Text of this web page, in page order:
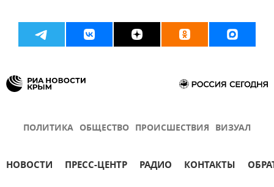
ПОЛИТИКА ОБЩЕСТВО ПРОИСШЕСТВИЯ ВИЗУАЛ
НОВОСТИ ПРЕСС-ЦЕНТР РАДИО КОНТАКТЫ